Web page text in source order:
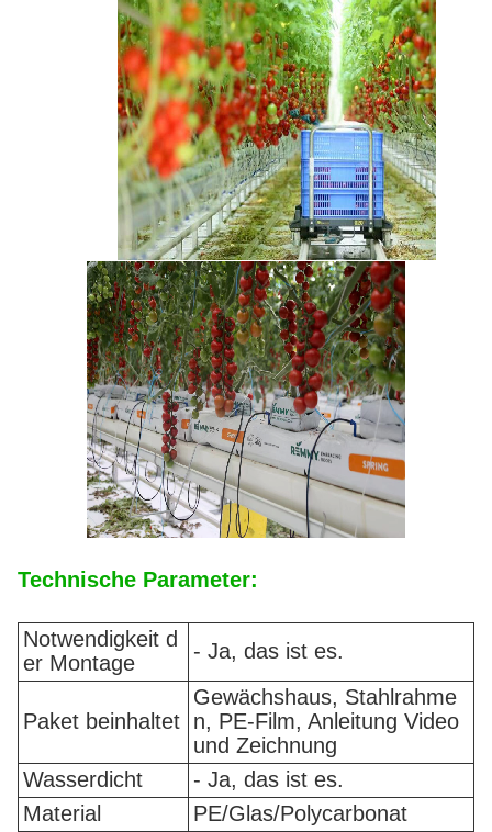
Technische Parameter:
Notwendigkeit d
er Montage
- Ja, das ist es.
Paket beinhaltet
Gewächshaus, Stahlrahme
n, PE-Film, Anleitung Video
und Zeichnung
Wasserdicht
- Ja, das ist es.
Material
PE/Glas/Polycarbonat